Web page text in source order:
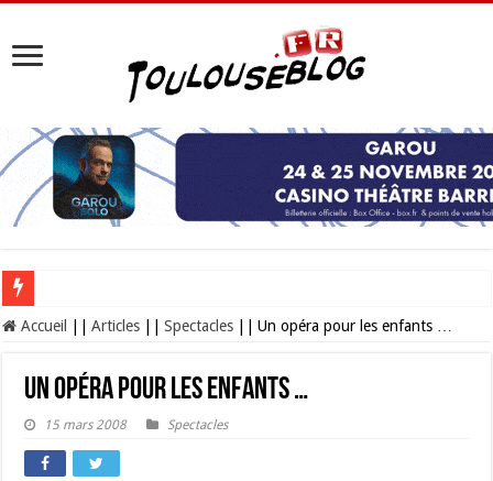
Les Nocturnes de la Cité de l’espace 2026 : l’événement incontournable de
Accueil Articles Spectacles Un opéra pour les enfants …
Un opéra pour les enfants …
15 mars 2008 Spectacles